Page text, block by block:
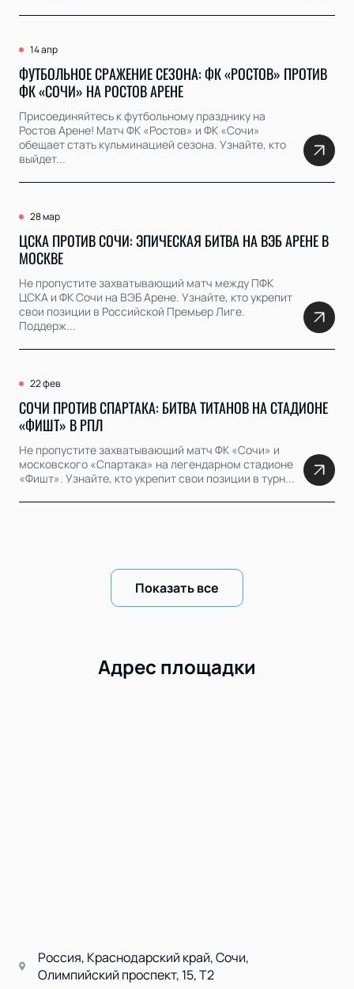
14 апр
ФУТБОЛЬНОЕ СРАЖЕНИЕ СЕЗОНА: ФК «РОСТОВ» ПРОТИВ
ФК «СОЧИ» НА РОСТОВ АРЕНЕ
Присоединяйтесь к футбольному празднику на
Ростов Арене! Матч ФК «Ростов» и ФК «Сочи»
обещает стать кульминацией сезона. Узнайте, кто
выйдет...
28 мар
ЦСКА ПРОТИВ СОЧИ: ЭПИЧЕСКАЯ БИТВА НА ВЭБ АРЕНЕ В
МОСКВЕ
Не пропустите захватывающий матч между ПФК
ЦСКА и ФК Сочи на ВЭБ Арене. Узнайте, кто укрепит
свои позиции в Российской Премьер Лиге.
Поддерж...
22 фев
СОЧИ ПРОТИВ СПАРТАКА: БИТВА ТИТАНОВ НА СТАДИОНЕ
«ФИШТ» В РПЛ
Не пропустите захватывающий матч ФК «Сочи» и
московского «Спартака» на легендарном стадионе
«Фишт». Узнайте, кто укрепит свои позиции в турн...
Показать все
Адрес площадки
Россия, Краснодарский край, Сочи,
Олимпийский проспект, 15, Т2